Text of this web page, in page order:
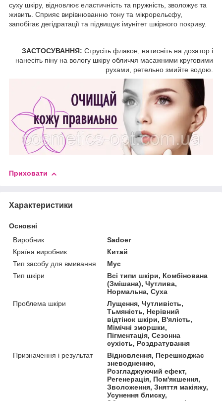
суху шкіру, відновлює еластичність та пружність, зволожує та
живить. Сприяє вирівнюванню тону та мікрорельєфу,
запобігає дегідратації та підвищує імунітет шкірного покриву.
ЗАСТОСУВАННЯ: Струсіть флакон, натисніть на дозатор і
нанесіть піну на вологу шкіру обличчя масажними круговими
рухами, ретельно змийте водою.
Приховати
Характеристики
Основні
Виробник
Sadoer
Країна виробник
Китай
Тип засобу для вмивання
Мус
Тип шкіри
Всі типи шкіри, Комбінована
(Змішана), Чутлива,
Нормальна, Суха
Проблема шкіри
Лущення, Чутливість,
Тьмяність, Нерівний
відтінок шкіри, В'ялість,
Мімічні зморшки,
Пігментація, Сезонна
сухість, Роздратування
Призначення і результат
Відновлення, Перешкоджає
зневодненню,
Розгладжуючий ефект,
Регенерація, Пом'якшення,
Зволоження, Зняття макіяжу,
Усунення блиску,